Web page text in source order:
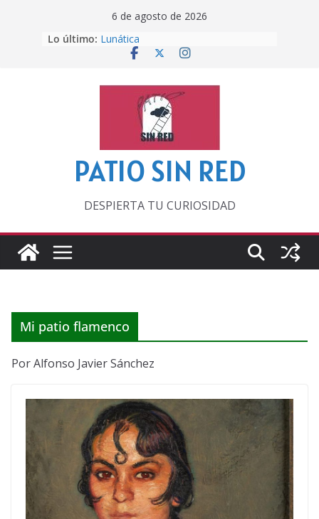
6 de agosto de 2026
Lo último: Lunática
Pero, hasta entonces…
‘La broma infinita’ de recomendar
lecturas veraniegas
Otra del Mundial
PATIO SIN RED
DESPIERTA TU CURIOSIDAD
Mi patio flamenco
Por Alfonso Javier Sánchez